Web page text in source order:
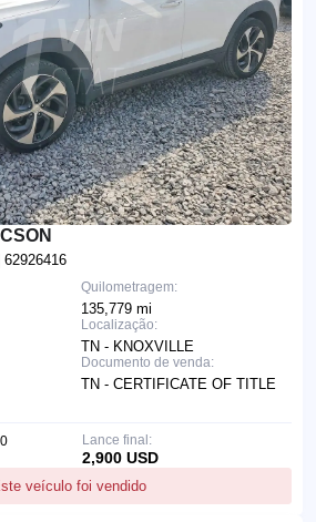
| 62926416
Quilometragem:
135,779 mi
Localização:
TN - KNOXVILLE
Documento de venda:
TN - CERTIFICATE OF TITLE
veículo foi vendido
Lance final:
2,900 USD